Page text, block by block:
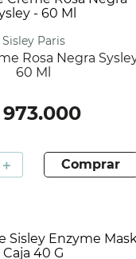
Sisley Paris
60 Ml
973.000
＋ comprar